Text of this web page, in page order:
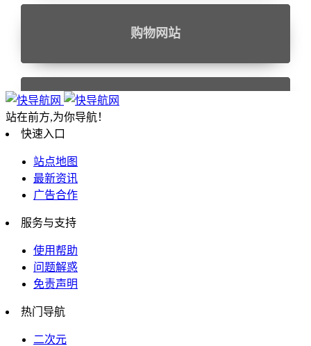
购物网站
站在前方,为你导航！
快速入口
站点地图
最新资讯
广告合作
服务与支持
使用帮助
问题解惑
免责声明
热门导航
二次元